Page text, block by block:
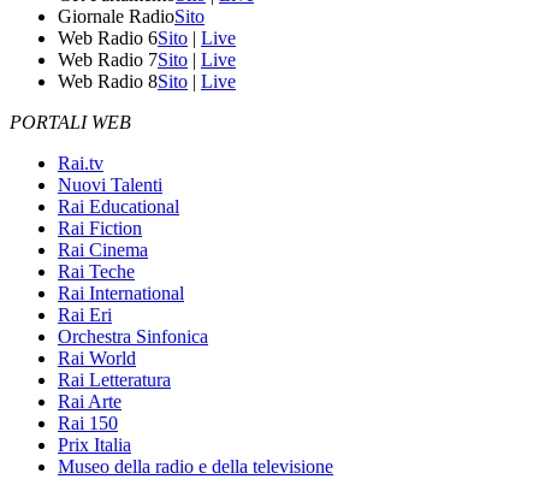
Giornale RadioSito
Web Radio 6Sito | Live
Web Radio 7Sito | Live
Web Radio 8Sito | Live
PORTALI WEB
Rai.tv
Nuovi Talenti
Rai Educational
Rai Fiction
Rai Cinema
Rai Teche
Rai International
Rai Eri
Orchestra Sinfonica
Rai World
Rai Letteratura
Rai Arte
Rai 150
Prix Italia
Museo della radio e della televisione